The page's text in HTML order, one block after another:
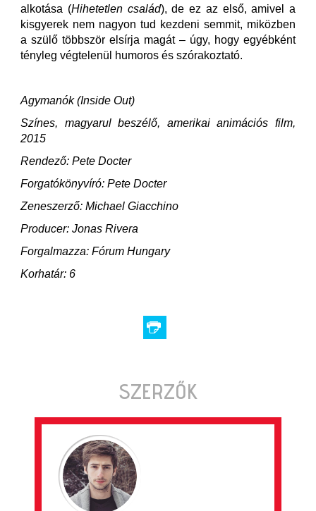
alkotása (Hihetetlen család), de ez az első, amivel a
kisgyerek nem nagyon tud kezdeni semmit, miközben
a szülő többször elsírja magát – úgy, hogy egyébként
tényleg végtelenül humoros és szórakoztató.
Agymanók (Inside Out)
Színes, magyarul beszélő, amerikai animációs film,
2015
Rendező: Pete Docter
Forgatókönyvíró: Pete Docter
Zeneszerző: Michael Giacchino
Producer: Jonas Rivera
Forgalmazza: Fórum Hungary
Korhatár: 6
SZERZŐK